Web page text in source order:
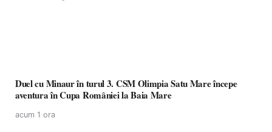
Duel cu Minaur în turul 3. CSM Olimpia Satu Mare începe
aventura în Cupa României la Baia Mare
acum 1 ora